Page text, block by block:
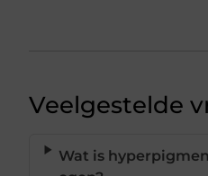
Veelgestelde
Wat is